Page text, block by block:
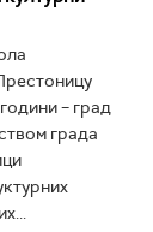
– град
града